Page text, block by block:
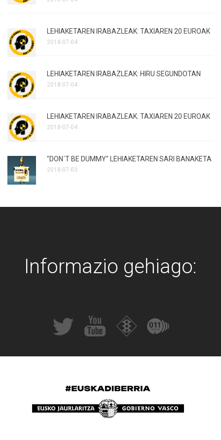
LEHIAKETAREN IRABAZLEAK: TAXIAREN 20 EUROAK
2018-07-04
LEHIAKETAREN IRABAZLEAK: HIRU SEGUNDOTAN
2018-07-04
LEHIAKETAREN IRABAZLEAK: TAXIAREN 20 EUROAK
2018-07-04
"DON´T BE DUMMY" LEHIAKETAREN SARI BANAKETA
2018-07-03
Informazio gehiago: